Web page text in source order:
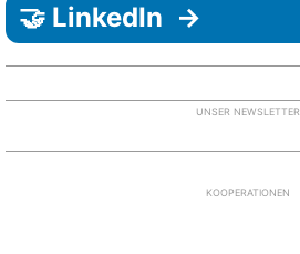
🤝 LinkedIn →
UNSER NEWSLETTER
KOOPERATIONEN